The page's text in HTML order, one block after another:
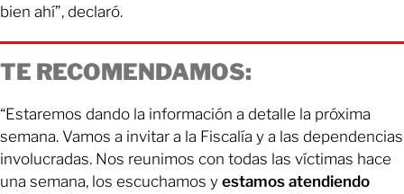
bien ahí”, declaró.
TE RECOMENDAMOS:
“Estaremos dando la información a detalle la próxima
semana. Vamos a invitar a la Fiscalía y a las dependencias
involucradas. Nos reunimos con todas las víctimas hace
una semana, los escuchamos y estamos atendiendo